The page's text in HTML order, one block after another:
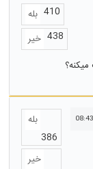
بله 410
خیر 438
بله
386
خیر